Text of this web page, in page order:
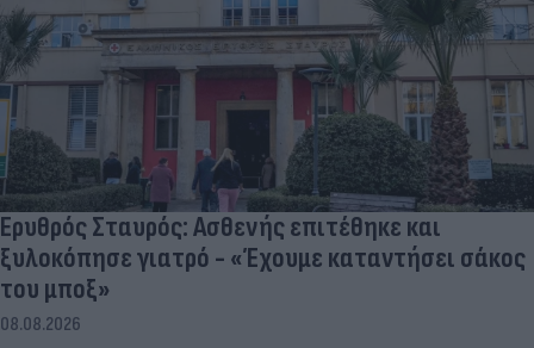
Ερυθρός Σταυρός: Ασθενής επιτέθηκε και
ξυλοκόπησε γιατρό - «Έχουμε καταντήσει σάκος
του μποξ»
08.08.2026